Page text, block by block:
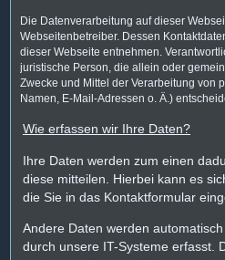
Die Datenverarbeitung auf dieser
Webseitenbetreiber. Dessen
dieser Webseite entnehmen.
juristische Person, die allein oder
Zwecke und Mittel der Verarbeitung von
Namen, E-Mail-Adressen o. Ä.)
Wie erfassen wir Ihre Daten?
Ihre Daten werden zum einen
diese mitteilen. Hierbei kann es
die Sie in das Kontaktformular
Andere Daten werden
durch unsere IT-Systeme erfasst.